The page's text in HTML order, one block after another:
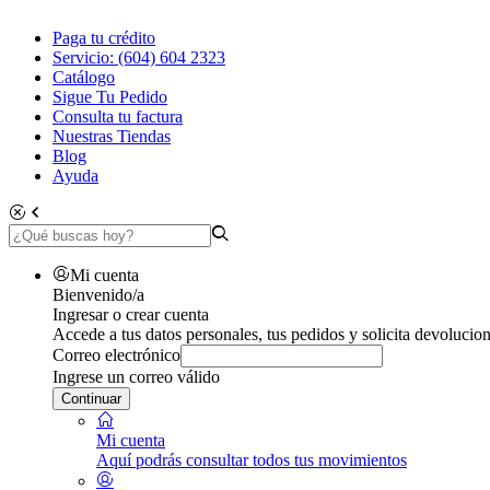
Paga tu crédito
Servicio: (604) 604 2323
Catálogo
Sigue Tu Pedido
Consulta tu factura
Nuestras Tiendas
Blog
Ayuda
Mi cuenta
Bienvenido/a
Ingresar o crear cuenta
Accede a tus datos personales, tus pedidos y solicita
Correo electrónico
Ingrese un correo válido
Continuar
Mi cuenta
Aquí podrás consultar todos tus movimientos